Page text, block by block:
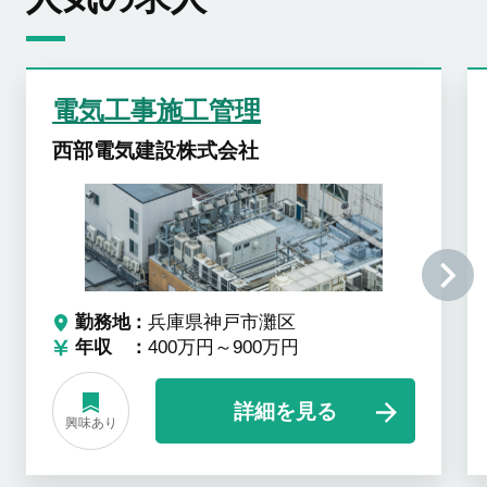
電気工事施工管理
西部電気建設株式会社
勤務地
兵庫県神戸市灘区
年収
400万円～900万円
興味あり
詳細を見る